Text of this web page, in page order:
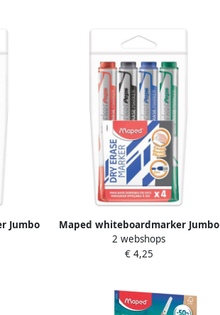
Jumbo
4
Maped whiteboardmarker Jumbo
ronde punt etui van 4 stuks in
geassorteerde kleuren
2 webshops
€ 4,25